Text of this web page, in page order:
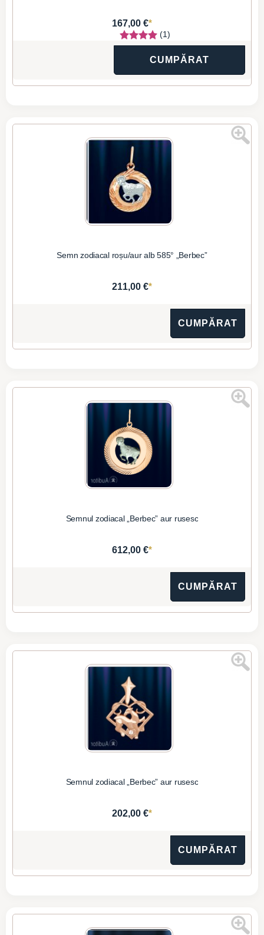
167,00 €*
(1)
CUMPĂRAT
Semn zodiacal roșu/aur alb 585° „Berbec”
211,00 €*
CUMPĂRAT
Semnul zodiacal „Berbec” aur rusesc
612,00 €*
CUMPĂRAT
Semnul zodiacal „Berbec” aur rusesc
202,00 €*
CUMPĂRAT